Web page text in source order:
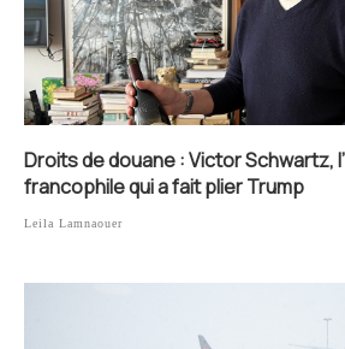
Droits de douane : Victor Schwartz,
francophile qui a fait plier Trump
Leila Lamnaouer